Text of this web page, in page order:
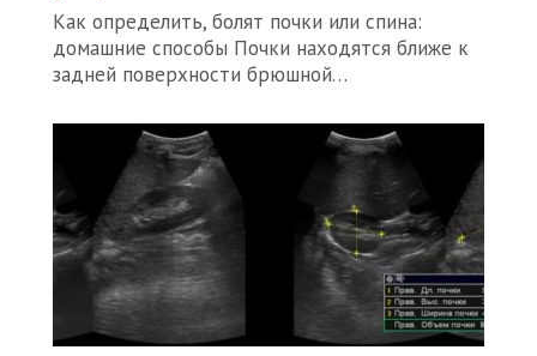
Как определить, болят почки или спина:
домашние способы Почки находятся ближе к
задней поверхности брюшной…